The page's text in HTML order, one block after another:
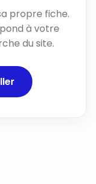
propre fiche.
à votre
du site.